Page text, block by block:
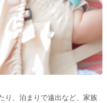
り、泊まりで遠出など、家族